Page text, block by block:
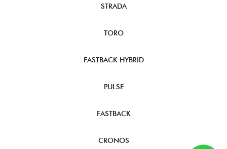
STRADA
TORO
FASTBACK HYBRID
PULSE
FASTBACK
CRONOS